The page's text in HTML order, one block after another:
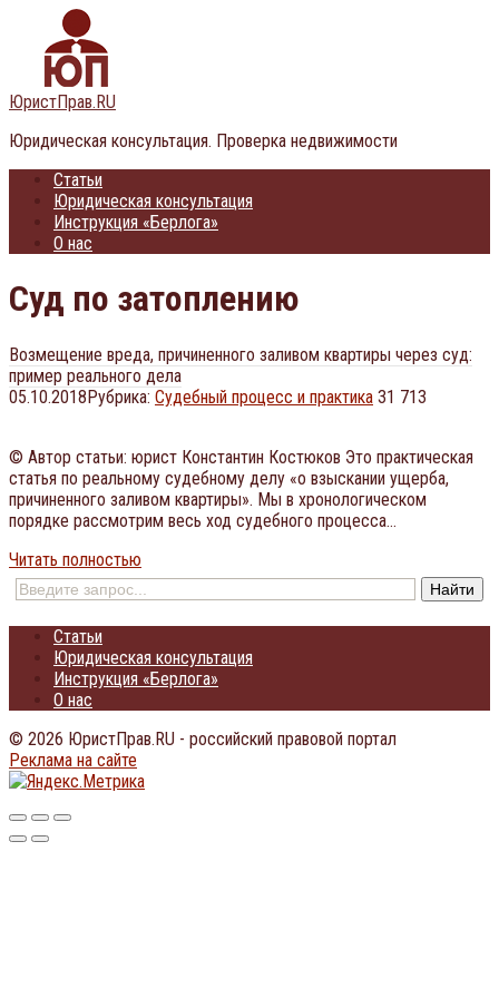
Перейти
контенту
ЮристПрав.RU
Юридическая консультация. Проверка недвижимости
Статьи
Юридическая консультация
Инструкция «Берлога»
О нас
Суд по затоплению
Возмещение вреда, причиненного заливом квартиры через суд:
пример реального дела
05.10.2018Рубрика: Судебный процесс и практика 31 713
© Автор статьи: юрист Константин Костюков Это практическая
статья по реальному судебному делу «о взыскании ущерба,
причиненного заливом квартиры». Мы в хронологическом
порядке рассмотрим весь ход судебного процесса…
Читать полностью
Статьи
Юридическая консультация
Инструкция «Берлога»
О нас
© 2026 ЮристПрав.RU - российский правовой портал
Реклама на сайте